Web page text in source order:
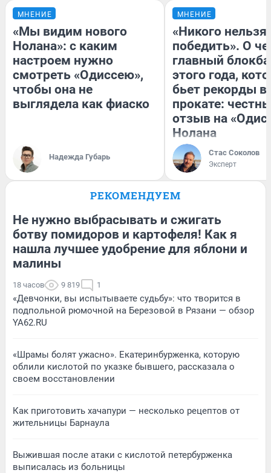
МНЕНИЕ
«Мы видим нового
Нолана»: с каким
настроем нужно
смотреть «Одиссею»,
чтобы она не
выглядела как фиаско
Надежда Губарь
МНЕНИЕ
«Никого нельзя
победить». О
главный
этого года,
бьет рекорды в
прокате:
отзыв на
Нолана
Стас Соколов
Эксперт
РЕКОМЕНДУЕМ
Не нужно выбрасывать и сжигать
ботву помидоров и картофеля! Как я
нашла лучшее удобрение для яблони и
малины
18 часов 9 819 1
«Девчонки, вы испытываете судьбу»: что творится в
подпольной рюмочной на Березовой в Рязани — обзор
YA62.RU
«Шрамы болят ужасно». Екатеринбурженка, которую
облили кислотой по указке бывшего, рассказала о
своем восстановлении
Как приготовить хачапури — несколько рецептов от
жительницы Барнаула
Выжившая после атаки с кислотой петербурженка
выписалась из больницы